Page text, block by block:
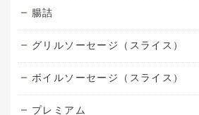
腸詰
グリルソーセージ（スライス）
ボイルソーセージ（スライス）
プレミアム